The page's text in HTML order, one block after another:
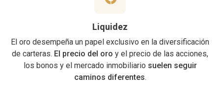
Liquidez
El oro desempeña un papel exclusivo en la diversificación
de carteras. El precio del oro y el precio de las acciones,
los bonos y el mercado inmobiliario suelen seguir
caminos diferentes.